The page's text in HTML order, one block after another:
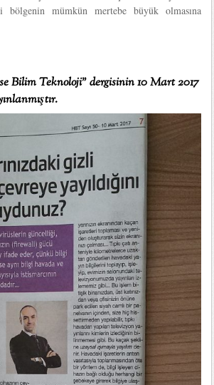
bölgenin mümkün mertebe büyük olmasına
Bilim Teknoloji” dergisinin 10 Mart 2017